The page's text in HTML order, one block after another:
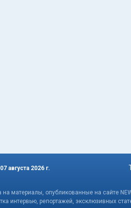
августа 2026 г.
на материалы, опубликованные на сайте
интервью, репортажей, эксклюзивных